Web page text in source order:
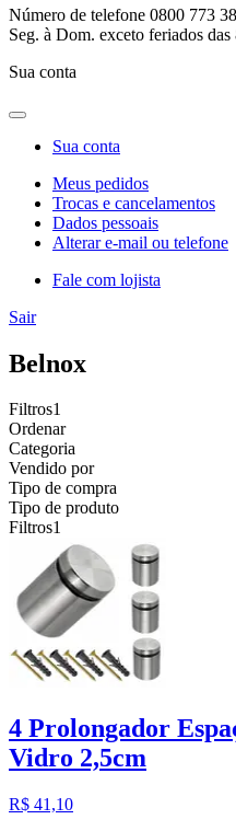
Número de telefone 0800 773
Seg. à Dom. exceto feriados das
Sua conta
Sua conta
Meus pedidos
Trocas e cancelamentos
Dados pessoais
Alterar e-mail ou telefone
Fale com lojista
Sair
Belnox
Filtros1
Ordenar
Categoria
Vendido por
Tipo de compra
Tipo de produto
Filtros1
4 Prolongador
Vidro 2,5cm
R$ 41,10